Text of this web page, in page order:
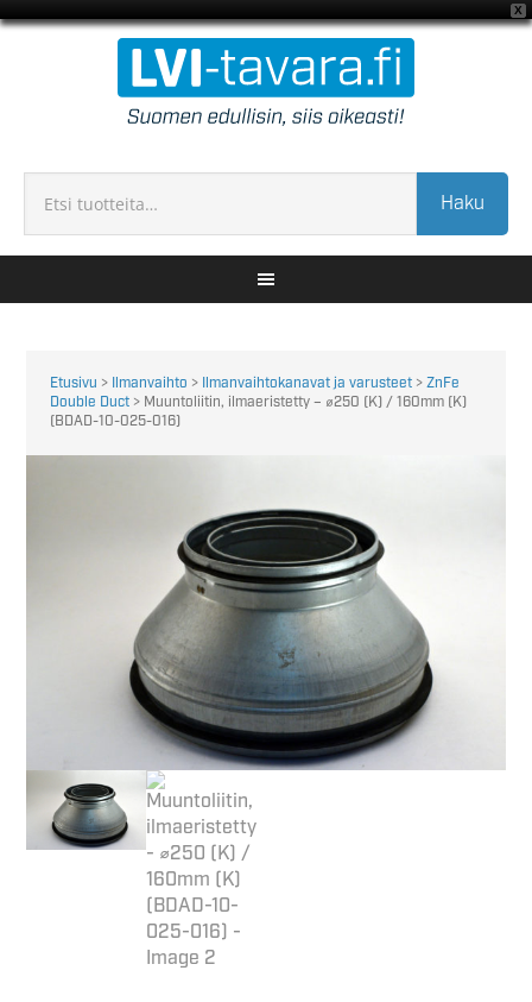
X
Haku
Etusivu > Ilmanvaihto > Ilmanvaihtokanavat ja varusteet >ZnFe
Double Duct > Muuntoliitin, ilmaeristetty – ⌀250 (K) / 160mm (K)
(BDAD-10-025-016)